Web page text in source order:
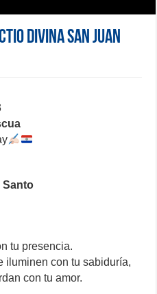
Divina San Juan
Santo
tu presencia.
iluminen con tu sabiduría,
con tu amor.